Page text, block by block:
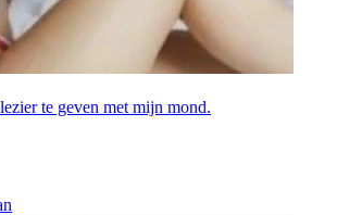
te geven met mijn mond.